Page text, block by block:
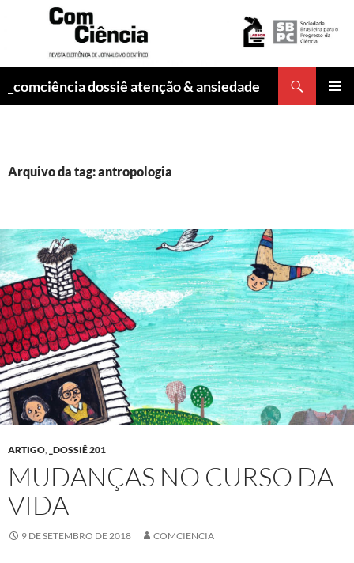
_comciência dossiê atenção & ansiedade
Arquivo da tag: antropologia
ARTIGO, _DOSSIÊ 201
MUDANÇAS NO CURSO DA
VIDA
9 DE SETEMBRO DE 2018 COMCIENCIA